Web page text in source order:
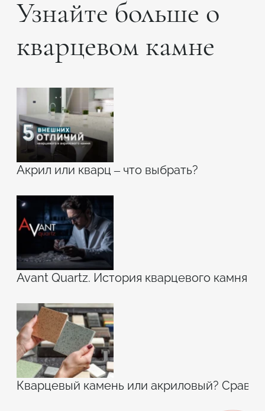
Узнайте больше о
кварцевом камне
Акрил или кварц – что выбрать?
Avant Quartz. История кварцевого камня
Кварцевый камень или акриловый?